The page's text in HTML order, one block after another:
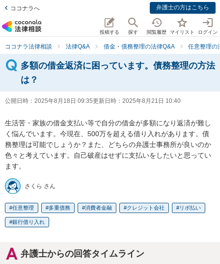
ココナラへ 弁護士の方はこちら
投稿する 探す 閲覧履歴 マイリスト ログイン
ココナラ法律相談 法律Q&A 借金・債務整理の法律Q&A 任意整理の
多額の借金返済に困っています。債務整理の方法
は？
公開日時： 2025年8月18日 09:35更新日時： 2025年8月21日 10:40
生活苦・家族の借金支払い等で自分の借金が多額になり返済が難し
く悩んでいます。今現在、500万を超える借り入れがあります。債
務整理は可能でしょうか？また、どちらの弁護士事務所が良いのか
色々と考えています。自己破産はせずに支払いをしたいと思ってい
ます。
さくら さん
任意整理 多重債務 消費者金融 クレジット会社 リボ払い
銀行借り入れ
弁護士からの回答タイムライン